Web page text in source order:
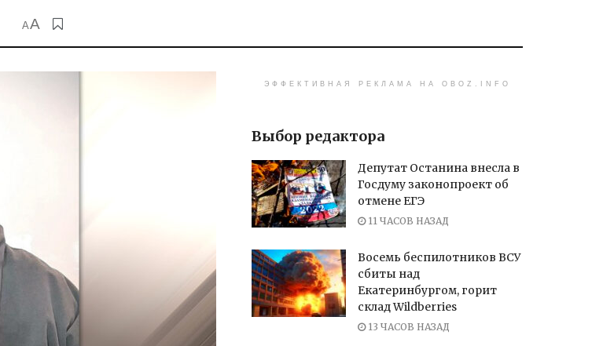
AA
ЭФФЕКТИВНАЯ РЕКЛАМА НА OBOZ.INFO
Выбор редактора
Депутат Останина внесла в
Госдуму законопроект об
отмене ЕГЭ
11 ЧАСОВ НАЗАД
Восемь беспилотников ВСУ
сбиты над
Екатеринбургом, горит
склад Wildberries
13 ЧАСОВ НАЗАД